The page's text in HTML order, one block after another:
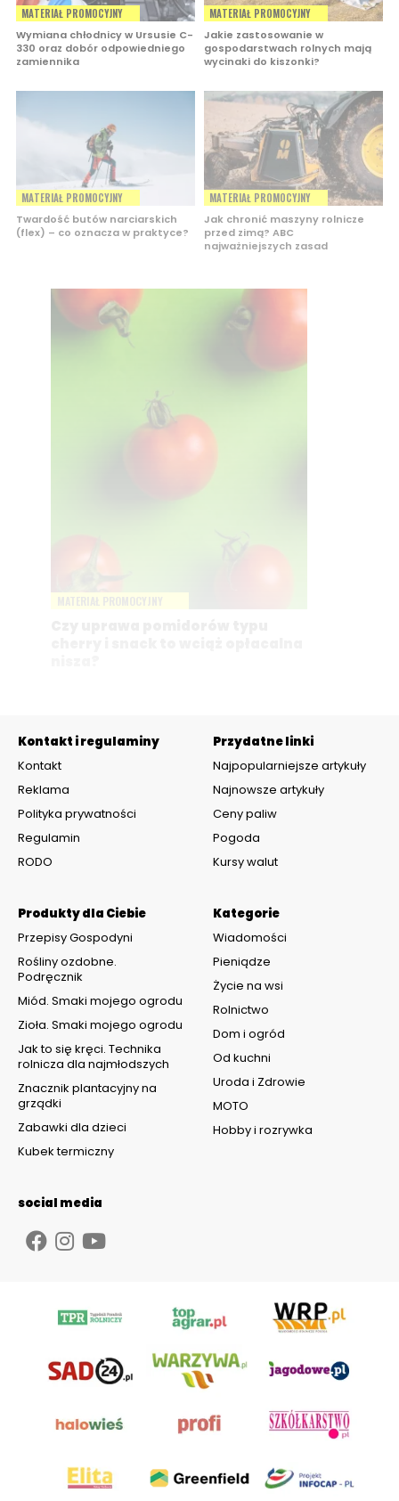
MATERIAŁ PROMOCYJNY
Wymiana chłodnicy w Ursusie C-
330 oraz dobór odpowiedniego
zamiennika
MATERIAŁ PROMOCYJNY
Jakie zastosowanie w
gospodarstwach rolnych mają
wycinaki do kiszonki?
MATERIAŁ PROMOCYJNY
Twardość butów narciarskich
(flex) – co oznacza w praktyce?
MATERIAŁ PROMOCYJNY
Jak chronić maszyny rolnicze
przed zimą? ABC
najważniejszych zasad
Kontakt i regulaminy
Kontakt
Reklama
Polityka prywatności
Regulamin
RODO
Kategorie
Wiadomości
Pieniądze
Życie na wsi
Rolnictwo
Dom i ogród
Od kuchni
Uroda i Zdrowie
MOTO
Hobby i rozrywka
Produkty dla Ciebie
Przepisy Gospodyni
Rośliny ozdobne.
Podręcznik
Miód. Smaki mojego ogrodu
Zioła. Smaki mojego ogrodu
Jak to się kręci. Technika
rolnicza dla najmłodszych
Znacznik plantacyjny na
grządki
Zabawki dla dzieci
Kubek termiczny
Przydatne linki
Najpopularniejsze artykuły
Najnowsze artykuły
Ceny paliw
Pogoda
Kursy walut
social media